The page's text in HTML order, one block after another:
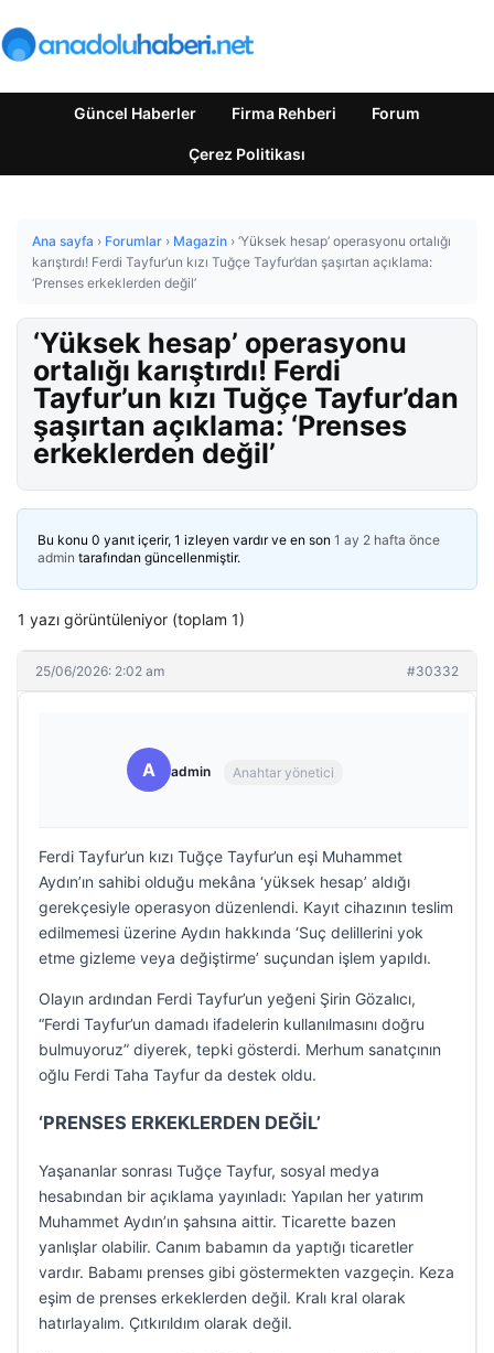
Güncel Haberler Firma Rehberi Forum
Çerez Politikası
Ana sayfa › Forumlar › Magazin › ‘Yüksek hesap’ operasyonu ortalığı
karıştırdı! Ferdi Tayfur’un kızı Tuğçe Tayfur’dan şaşırtan açıklama:
‘Prenses erkeklerden değil’
‘Yüksek hesap’ operasyonu
ortalığı karıştırdı! Ferdi
Tayfur’un kızı Tuğçe Tayfur’dan
şaşırtan açıklama: ‘Prenses
erkeklerden değil’
Bu konu 0 yanıt içerir, 1 izleyen vardır ve en son 1 ay 2 hafta önce
admin tarafından güncellenmiştir.
1 yazı görüntüleniyor (toplam 1)
25/06/2026: 2:02 am #30332
A admin Anahtar yönetici
Ferdi Tayfur’un kızı Tuğçe Tayfur’un eşi Muhammet
Aydın’ın sahibi olduğu mekâna ‘yüksek hesap’ aldığı
gerekçesiyle operasyon düzenlendi. Kayıt cihazının teslim
edilmemesi üzerine Aydın hakkında ‘Suç delillerini yok
etme gizleme veya değiştirme’ suçundan işlem yapıldı.
Olayın ardından Ferdi Tayfur’un yeğeni Şirin Gözalıcı,
“Ferdi Tayfur’un damadı ifadelerin kullanılmasını doğru
bulmuyoruz” diyerek, tepki gösterdi. Merhum sanatçının
oğlu Ferdi Taha Tayfur da destek oldu.
‘PRENSES ERKEKLERDEN DEĞİL’
Yaşananlar sonrası Tuğçe Tayfur, sosyal medya
hesabından bir açıklama yayınladı: Yapılan her yatırım
Muhammet Aydın’ın şahsına aittir. Ticarette bazen
yanlışlar olabilir. Canım babamın da yaptığı ticaretler
vardır. Babamı prenses gibi göstermekten vazgeçin. Keza
eşim de prenses erkeklerden değil. Kralı kral olarak
hatırlayalım. Çıtkırıldım olarak değil.